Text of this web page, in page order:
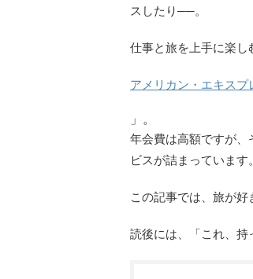
スしたり──。
仕事と旅を上手に楽し
アメリカン・エキス
」。
年会費は高額ですが
ビスが詰まっています。
この記事では、旅が
読後には、「これ、持